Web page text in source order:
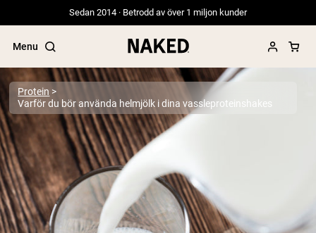
Sedan 2014 · Betrodd av över 1 miljon kunder
Menu
Populära söktermer
”Protein Powder“
”Overnight Oats“
”Vegan protein“
”Collagen“
”Micellar Casein“
Protein
Varför du bör använda helmjölk i dina vassleproteinshakes